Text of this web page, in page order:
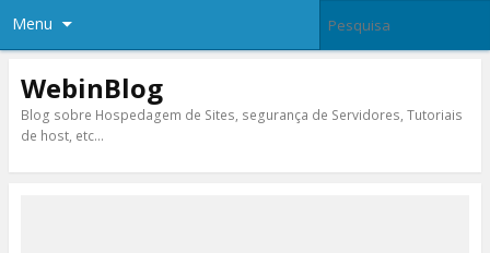
Menu
WebinBlog
Blog sobre Hospedagem de Sites, segurança de Servidores, Tutoriais
de host, etc…